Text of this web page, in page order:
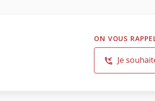
ON VOUS
phone_callback Je